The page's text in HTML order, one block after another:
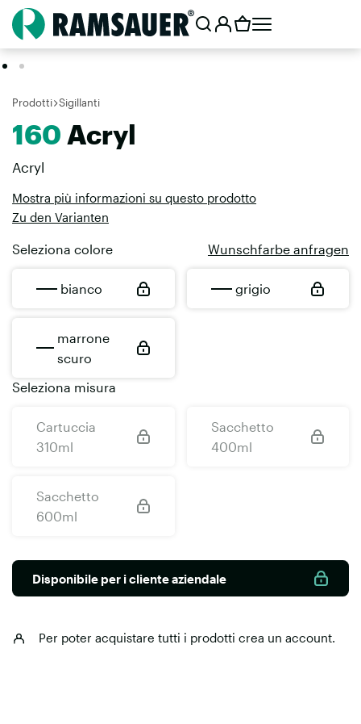
Prodotti Sigillanti
160 Acryl
Acryl
Mostra più informazioni su questo prodotto
Zu den Varianten
Seleziona colore Wunschfarbe anfragen
bianco grigio
marrone
scuro
Seleziona misura
Cartuccia
310ml
Sacchetto
400ml
Sacchetto
600ml
Disponibile per i cliente aziendale
Per poter acquistare tutti i prodotticrea un account.